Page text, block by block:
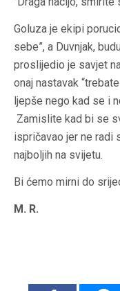
Goluza je ekipi
sebe”, a Duvnjak,
proslijedio je savjet
onaj nastavak
ljepše nego kad se i
Zamislite kad bi se
ispričavao jer ne radi
najboljih na svijetu.
Bi ćemo mirni do
M. R.